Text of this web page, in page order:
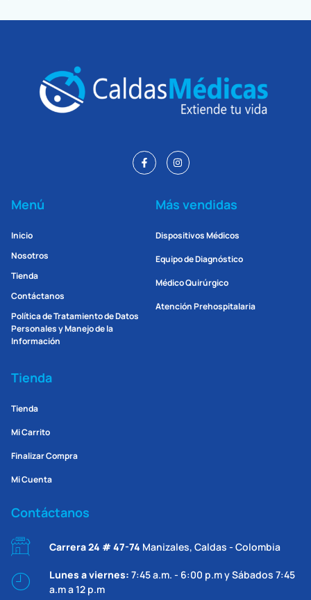
Menú
Inicio
Nosotros
Tienda
Contáctanos
Política de Tratamiento de Datos
Personales y Manejo de la
Información
Más vendidas
Dispositivos Médicos
Equipo de Diagnóstico
Médico Quirúrgico
Atención Prehospitalaria
Tienda
Tienda
Mi Carrito
Finalizar Compra
Mi Cuenta
Contáctanos
Carrera 24 # 47-74 Manizales, Caldas - Colombia
Lunes a viernes: 7:45 a.m. - 6:00 p.m y Sábados 7:45
a.m a 12 p.m